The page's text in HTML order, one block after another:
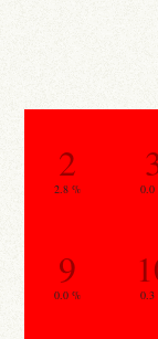
2
2.8 % 0.0
9
0.0 % 0.3